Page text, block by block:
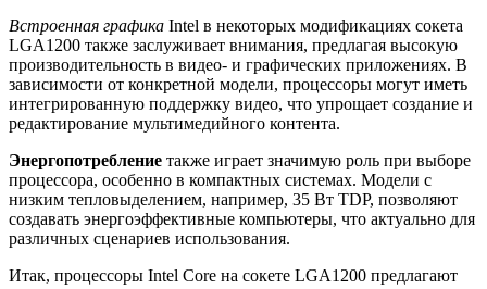
Встроенная графика Intel в некоторых модификациях сокета
LGA1200 также заслуживает внимания, предлагая высокую
производительность в видео- и графических приложениях. В
зависимости от конкретной модели, процессоры могут иметь
интегрированную поддержку видео, что упрощает создание и
редактирование мультимедийного контента.
Энергопотребление также играет значимую роль при выборе
процессора, особенно в компактных системах. Модели с
низким тепловыделением, например, 35 Вт TDP, позволяют
создавать энергоэффективные компьютеры, что актуально для
различных сценариев использования.
Итак, процессоры Intel Core на сокете LGA1200 предлагают